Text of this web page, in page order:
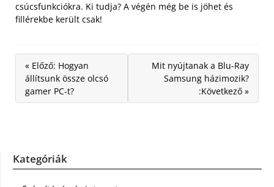
csúcsfunkciókra. Ki tudja? A végén még be is jöhet és
fillérekbe került csak!
« Előző: Hogyan
állítsunk össze olcsó
gamer PC-t?
Mit nyújtanak a Blu-Ray
Samsung házimozik?
:Következő »
Kategóriák